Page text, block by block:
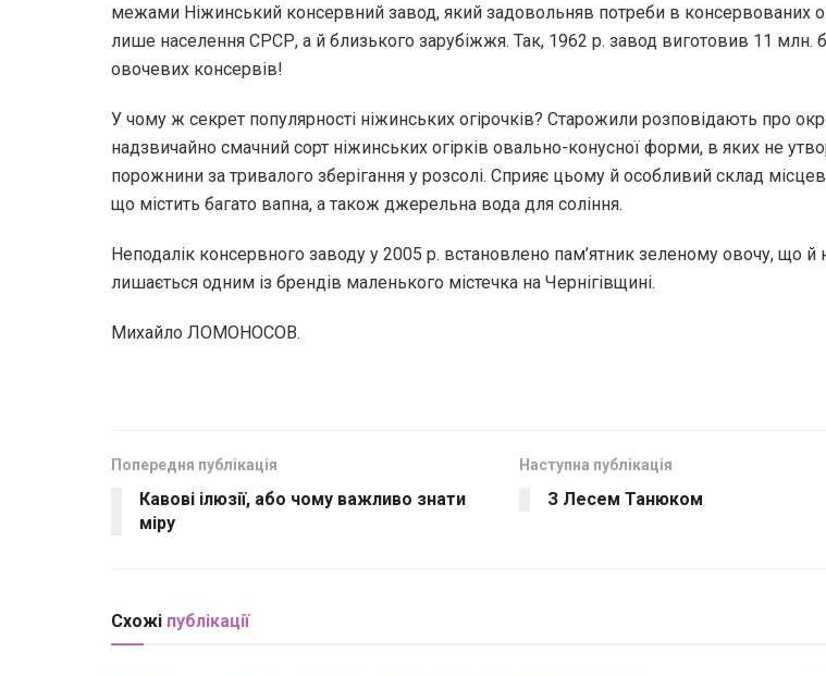
межами Ніжинський консервний завод, який задовольняв потреби в консервованих
лише населення СРСР, а й близького зарубіжжя. Так, 1962 р. завод виготовив 11 млн.
овочевих консервів!
У чому ж секрет популярності ніжинських огірочків? Старожили розповідають про
надзвичайно смачний сорт ніжинських огірків овально-конусної форми, в яких не
порожнини за тривалого зберігання у розсолі. Сприяє цьому й особливий склад
що містить багато вапна, а також джерельна вода для соління.
Неподалік консервного заводу у 2005 р. встановлено пам’ятник зеленому овочу, що й
лишається одним із брендів маленького містечка на Чернігівщині.
Михайло ЛОМОНОСОВ.
Попередня публікація
Кавові ілюзії, або чому важливо знати
міру
Наступна публікація
З Лесем Танюком
Схожі публікації